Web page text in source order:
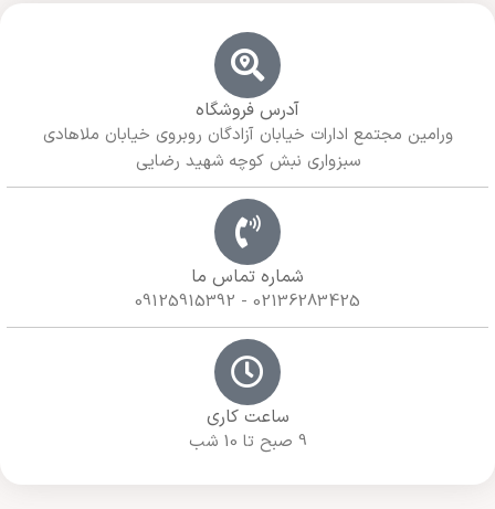
آدرس فروشگاه
ورامین مجتمع ادارات خیابان آزادگان روبروی خیابان ملاهادی
سبزواری نبش کوچه شهید رضایی
شماره تماس ما
02136283425 - 09125915392
ساعت کاری
9 صبح تا 10 شب